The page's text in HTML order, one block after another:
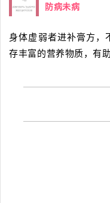
3 防病未病
身体虚弱者进补膏方，
存丰富的营养物质，有